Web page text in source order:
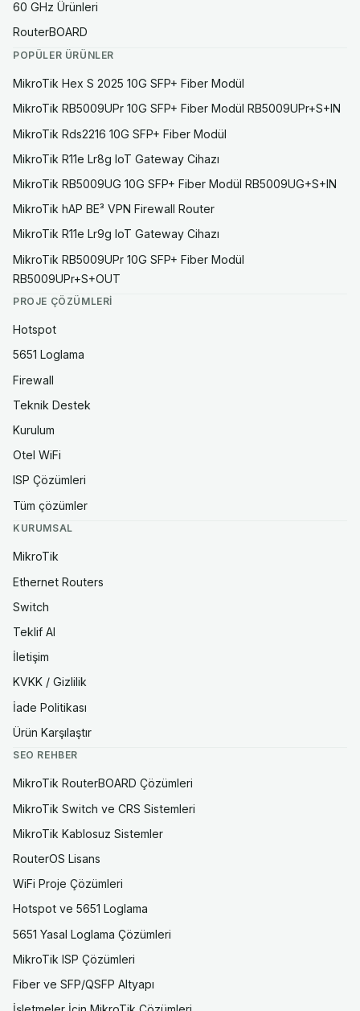
60 GHz Ürünleri
RouterBOARD
POPÜLER ÜRÜNLER
MikroTik Hex S 2025 10G SFP+ Fiber Modül
MikroTik RB5009UPr 10G SFP+ Fiber Modül RB5009UPr+S+IN
MikroTik Rds2216 10G SFP+ Fiber Modül
MikroTik R11e Lr8g IoT Gateway Cihazı
MikroTik RB5009UG 10G SFP+ Fiber Modül RB5009UG+S+IN
MikroTik hAP BE³ VPN Firewall Router
MikroTik R11e Lr9g IoT Gateway Cihazı
MikroTik RB5009UPr 10G SFP+ Fiber Modül
RB5009UPr+S+OUT
PROJE ÇÖZÜMLERI
Hotspot
5651 Loglama
Firewall
Teknik Destek
Kurulum
Otel WiFi
ISP Çözümleri
Tüm çözümler
KURUMSAL
MikroTik
Ethernet Routers
Switch
Teklif Al
İletişim
KVKK / Gizlilik
İade Politikası
Ürün Karşılaştır
SEO REHBER
MikroTik RouterBOARD Çözümleri
MikroTik Switch ve CRS Sistemleri
MikroTik Kablosuz Sistemler
RouterOS Lisans
WiFi Proje Çözümleri
Hotspot ve 5651 Loglama
5651 Yasal Loglama Çözümleri
MikroTik ISP Çözümleri
Fiber ve SFP/QSFP Altyapı